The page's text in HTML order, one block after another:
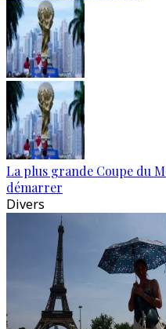
La plus grande Coupe du
démarrer
Divers